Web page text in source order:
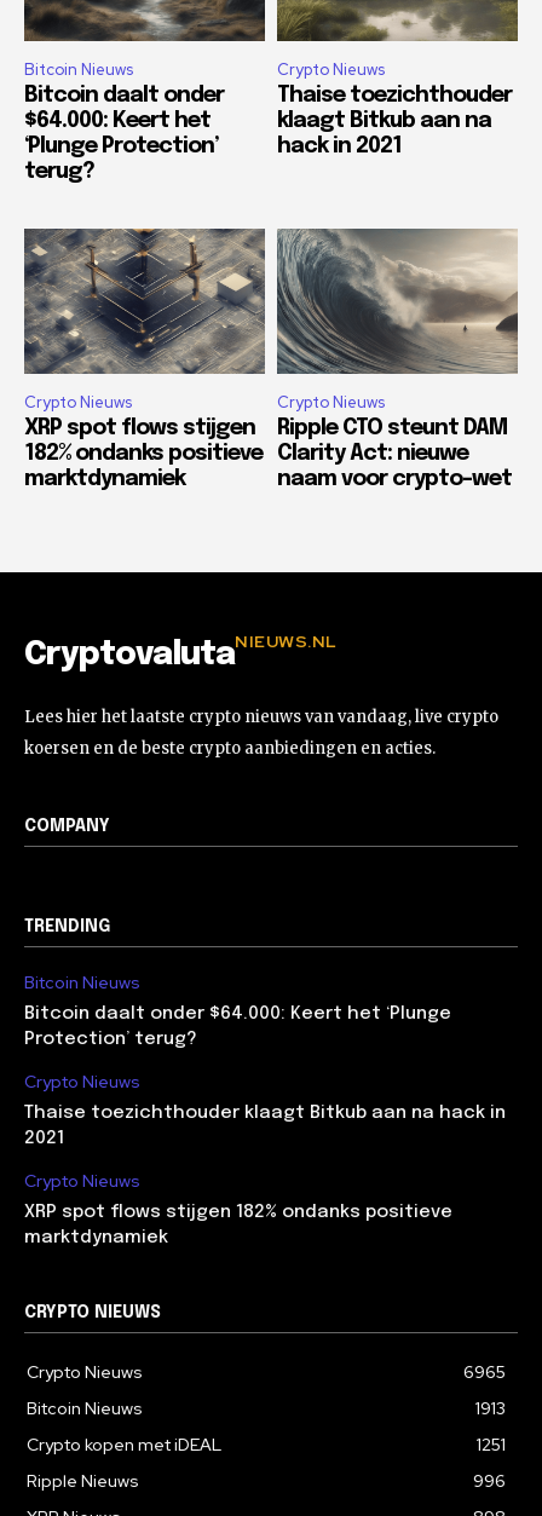
Bitcoin Nieuws
Bitcoin daalt onder
$64.000: Keert het
‘Plunge Protection’
terug?
Crypto Nieuws
Thaise toezichthouder
klaagt Bitkub aan na
hack in 2021
Crypto Nieuws
XRP spot flows stijgen
182% ondanks positieve
marktdynamiek
Crypto Nieuws
Ripple CTO steunt DAM
Clarity Act: nieuwe
naam voor crypto-wet
CryptovalutaNIEUWS.NL
Lees hier het laatste crypto nieuws van vandaag, live crypto
koersen en de beste crypto aanbiedingen en acties.
COMPANY
TRENDING
Bitcoin Nieuws
Bitcoin daalt onder $64.000: Keert het ‘Plunge
Protection’ terug?
Crypto Nieuws
Thaise toezichthouder klaagt Bitkub aan na hack in
2021
Crypto Nieuws
XRP spot flows stijgen 182% ondanks positieve
marktdynamiek
CRYPTO NIEUWS
Crypto Nieuws
6965
Bitcoin Nieuws
1913
Crypto kopen met iDEAL
1251
Ripple Nieuws
996